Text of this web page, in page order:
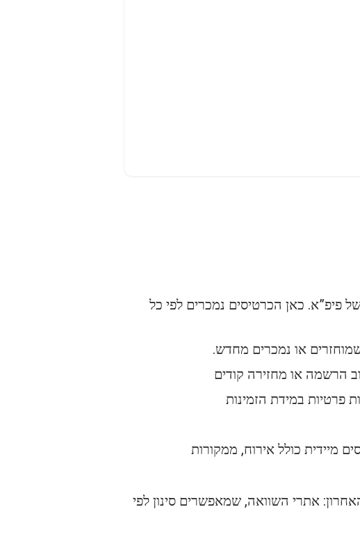
כאן הכרטיסים נמכרים לפי כל
או נמכרים מחדש.
הרשמה או מחזירה קודים
מיידית כולל אירוח, ממקורות
אתרי השוואה, שמאפשרים סינון לפי